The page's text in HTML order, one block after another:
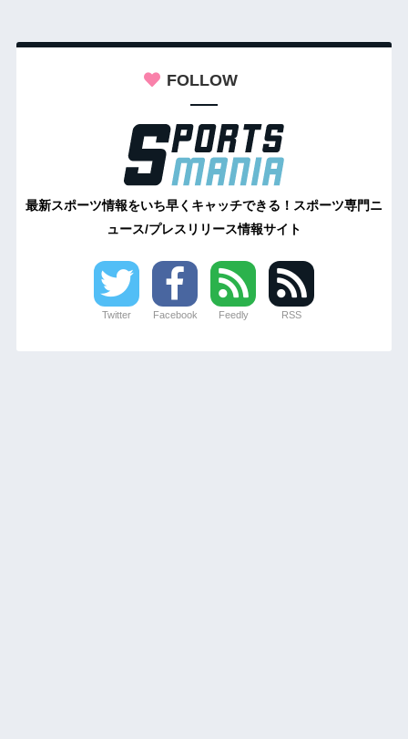
FOLLOW
最新スポーツ情報をいち早くキャッチできる！スポーツ専門ニ
ュース/プレスリリース情報サイト
Twitter Facebook Feedly RSS